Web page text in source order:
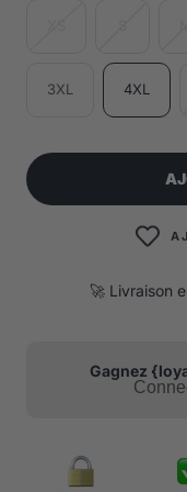
3XL 4XL
🚀 Livraison
Gagnez